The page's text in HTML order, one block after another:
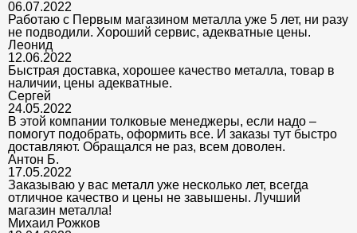
06.07.2022
Работаю с Первым магазином металла уже 5 лет, ни разу
не подводили. Хороший сервис, адекватные цены.
Леонид
12.06.2022
Быстрая доставка, хорошее качество металла, товар в
наличии, цены адекватные.
Сергей
24.05.2022
В этой компании толковые менеджеры, если надо –
помогут подобрать, оформить все. И заказы тут быстро
доставляют. Обращался не раз, всем доволен.
Антон Б.
17.05.2022
Заказываю у вас металл уже несколько лет, всегда
отличное качество и цены не завышены. Лучший
магазин металла!
Михаил Рожков